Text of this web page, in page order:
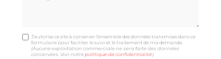
J'autorise ce site à conserver l'ensemble des données transmises dans ce
formulaire pour faciliter le suivi et le traitement de ma demande.
(Aucune exploitation commerciale ne sera faite des données
concervées. Voir notrepolitique de confidentialité)